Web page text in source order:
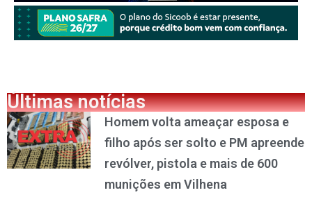
Últimas notícias
Homem volta ameaçar esposa e
filho após ser solto e PM apreende
revólver, pistola e mais de 600
munições em Vilhena